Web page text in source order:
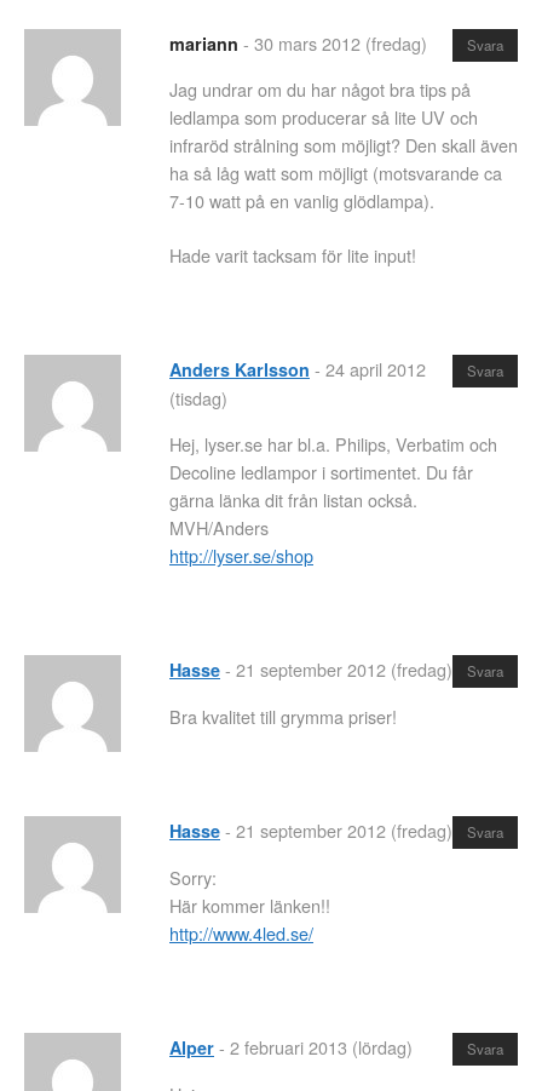
Svara
mariann - 30 mars 2012 (fredag)
Jag undrar om du har något bra tips på
ledlampa som producerar så lite UV och
infraröd strålning som möjligt? Den skall även
ha så låg watt som möjligt (motsvarande ca
7-10 watt på en vanlig glödlampa).
Hade varit tacksam för lite input!
Svara
Anders Karlsson - 24 april 2012
(tisdag)
Hej, lyser.se har bl.a. Philips, Verbatim och
Decoline ledlampor i sortimentet. Du får
gärna länka dit från listan också.
MVH/Anders
http://lyser.se/shop
Svara
Hasse - 21 september 2012 (fredag)
Bra kvalitet till grymma priser!
Svara
Hasse - 21 september 2012 (fredag)
Sorry:
Här kommer länken!!
http://www.4led.se/
Svara
Alper - 2 februari 2013 (lördag)